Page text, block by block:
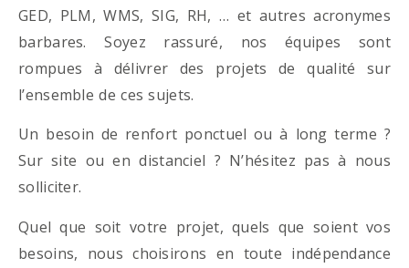
GED, PLM, WMS, SIG, RH, … et autres acronymes
barbares. Soyez rassuré, nos équipes sont
rompues à délivrer des projets de qualité sur
l’ensemble de ces sujets.
Un besoin de renfort ponctuel ou à long terme ?
Sur site ou en distanciel ? N’hésitez pas à nous
solliciter.
Quel que soit votre projet, quels que soient vos
besoins, nous choisirons en toute indépendance